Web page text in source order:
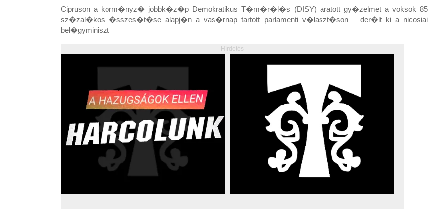
Cipruson a korm�nyz� jobbk�z�p Demokratikus T�m�r�l�s (DISY) aratott gy�zelmet a voksok 85
sz�zal�kos �sszes�t�se alapj�n a vas�rnap tartott parlamenti v�laszt�son – der�lt ki a nicosiai
bel�gyminiszt
Hírdetés